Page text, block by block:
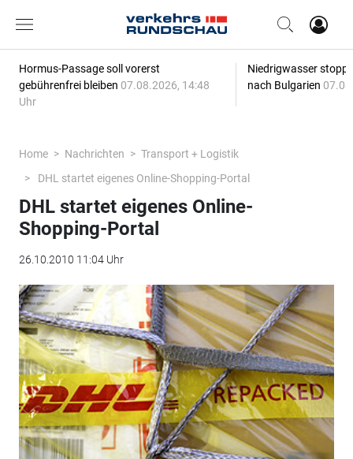
Hormus-Passage soll vorerst
gebührenfrei bleiben 07.08.2026, 14:48
Uhr
Niedrigwasser
nach Bulgarien
Home Nachrichten
Transport + Logistik
DHL startet eigenes Online-Shopping-Portal
DHL startet eigenes Online-
Shopping-Portal
26.10.2010 11:04 Uhr